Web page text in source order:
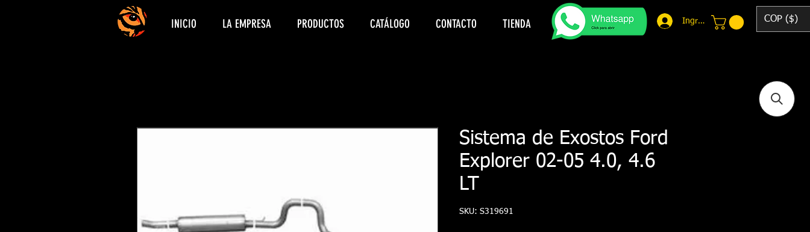
INICIO LA EMPRESA PRODUCTOS CATÁLOGO CONTACTO TIENDA Ingresar COP ($)
Sistema de Exostos Ford
Explorer 02-05 4.0, 4.6
LT
SKU: S319691